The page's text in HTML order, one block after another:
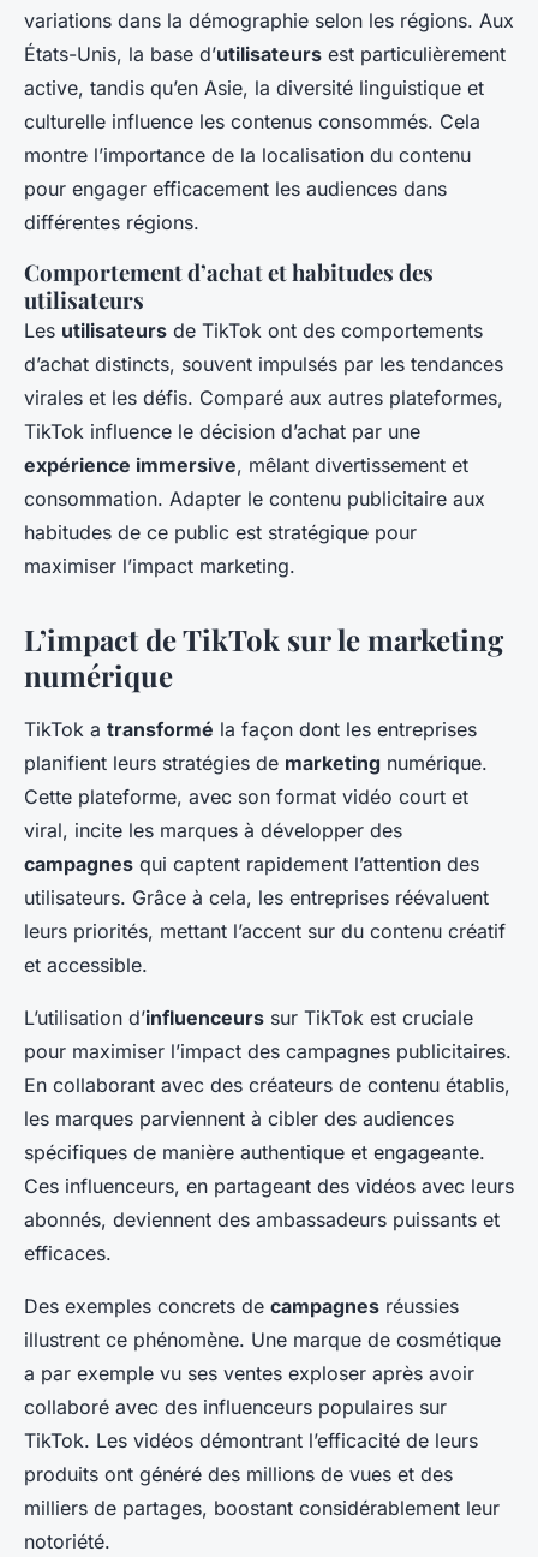
variations dans la démographie selon les régions. Aux
États-Unis, la base d’utilisateurs est particulièrement
active, tandis qu’en Asie, la diversité linguistique et
culturelle influence les contenus consommés. Cela
montre l’importance de la localisation du contenu
pour engager efficacement les audiences dans
différentes régions.
Comportement d’achat et habitudes des
utilisateurs
Les utilisateurs de TikTok ont des comportements
d’achat distincts, souvent impulsés par les tendances
virales et les défis. Comparé aux autres plateformes,
TikTok influence le décision d’achat par une
expérience immersive, mêlant divertissement et
consommation. Adapter le contenu publicitaire aux
habitudes de ce public est stratégique pour
maximiser l’impact marketing.
L’impact de TikTok sur le marketing
numérique
TikTok a transformé la façon dont les entreprises
planifient leurs stratégies de marketing numérique.
Cette plateforme, avec son format vidéo court et
viral, incite les marques à développer des
campagnes qui captent rapidement l’attention des
utilisateurs. Grâce à cela, les entreprises réévaluent
leurs priorités, mettant l’accent sur du contenu créatif
et accessible.
L’utilisation d’influenceurs sur TikTok est cruciale
pour maximiser l’impact des campagnes publicitaires.
En collaborant avec des créateurs de contenu établis,
les marques parviennent à cibler des audiences
spécifiques de manière authentique et engageante.
Ces influenceurs, en partageant des vidéos avec leurs
abonnés, deviennent des ambassadeurs puissants et
efficaces.
Des exemples concrets de campagnes réussies
illustrent ce phénomène. Une marque de cosmétique
a par exemple vu ses ventes exploser après avoir
collaboré avec des influenceurs populaires sur
TikTok. Les vidéos démontrant l’efficacité de leurs
produits ont généré des millions de vues et des
milliers de partages, boostant considérablement leur
notoriété.